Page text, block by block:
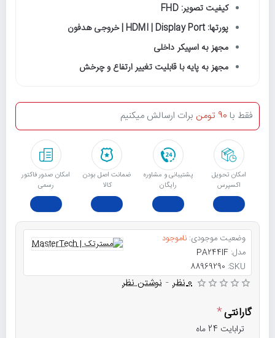
کیفیت تصویر: FHD
پورتها: HDMI | Display Port | خروجی هدفون
مجهز به اسپیکر داخلی
مجهز به پایه با قابلیت تغییر ارتفاع و چرخش
امکان تحویل
اکسپرس
پشتیبانی و مشاوره
رایگان
ﺿﻤﺎﻧﺖ اﺻﻞ ﺑﻮدن
ﮐﺎﻟﺎ
امکان صدور فاکتور
رسمی
فقط با 90 تومن برات ارسالش میکنیم
وضعیت موجودی: ناموجود
مدل: PA244IF
SKU:
88969290
0 نظر - نوشتن نظر
گارانتی
ترابایت 24 ماه